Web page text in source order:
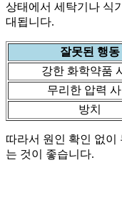
상태에서 세탁기나 식
대됩니다.
잘못된 행동
강한 화학약품
무리한 압력
방치
따라서 원인 확인 없이
는 것이 좋습니다.